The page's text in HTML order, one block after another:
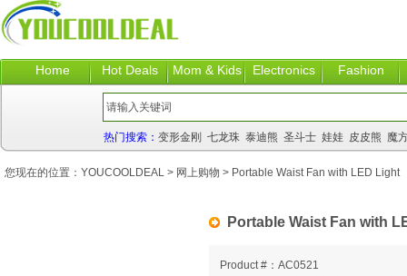
Home Hot Deals Mom & Kids Electronics Fashion
热门搜索： 变形金刚 七龙珠 泰迪熊 圣斗士 娃娃 皮皮熊 魔
Portable Waist Fan with
Product #：AC0521
您现在的位置： YOUCOOLDEAL > 网上购物 > Portable Waist Fan with LED Light